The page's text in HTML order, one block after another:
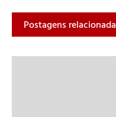
Postagens